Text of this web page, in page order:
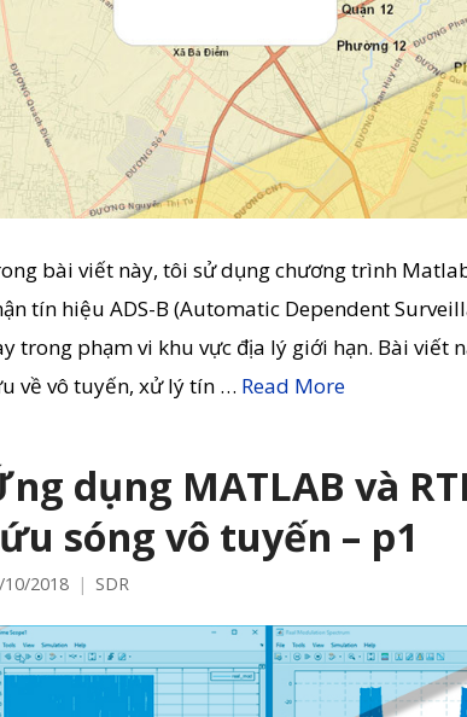
bài viết này, tôi sử dụng chương trình
tín hiệu ADS-B (Automatic Dependent
trong phạm vi khu vực địa lý giới hạn. Bài viết
về vô tuyến, xử lý tín … Read More
dụng MATLAB và
sóng vô tuyến – p1
10/2018 SDR